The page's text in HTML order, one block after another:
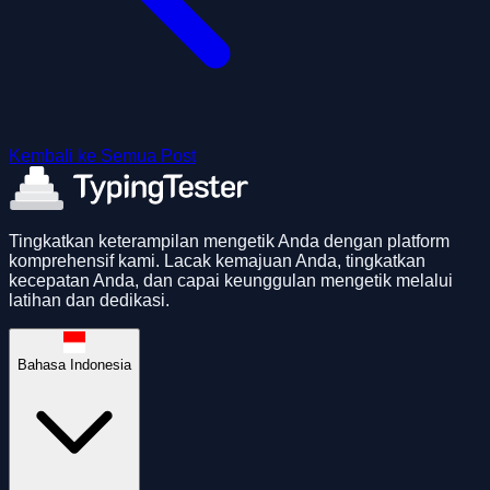
Kembali ke Semua Post
Tingkatkan keterampilan mengetik Anda dengan platform
komprehensif kami. Lacak kemajuan Anda, tingkatkan
kecepatan Anda, dan capai keunggulan mengetik melalui
latihan dan dedikasi.
Bahasa Indonesia